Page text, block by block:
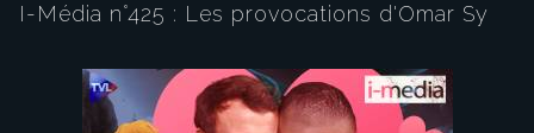
I-Média n°425 : Les provocations d'Omar Sy